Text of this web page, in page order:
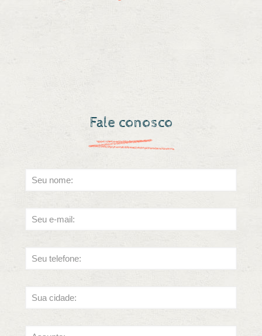
Fale conosco